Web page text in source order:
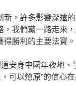
，許多影響深遠
我們黨一路走來
勝利的主要法寶。
安身中國年夜地
可以燎原”的信心